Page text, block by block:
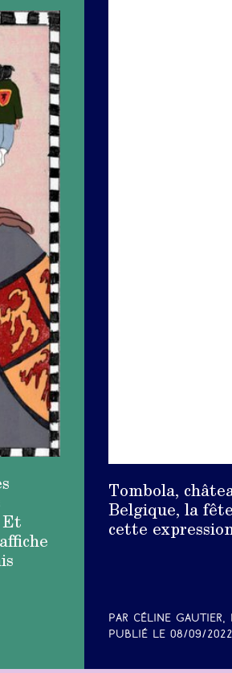
Et
Tombola,
Belgique, la
cette
Par Céline
Publié le 08/09/2022